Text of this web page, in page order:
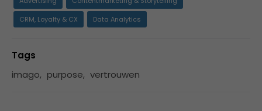
CRM, Loyalty & CX
Data Analytics
Tags
imago, purpose, vertrouwen